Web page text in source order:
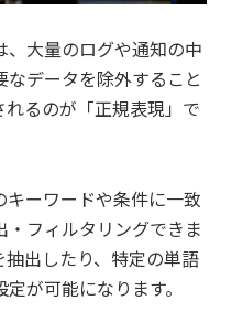
、大量のログや通知の中
データを除外すること
るのが「正規表現」で
ーワードや条件に一致
フィルタリングできま
出したり、特定の単語
が可能になります。